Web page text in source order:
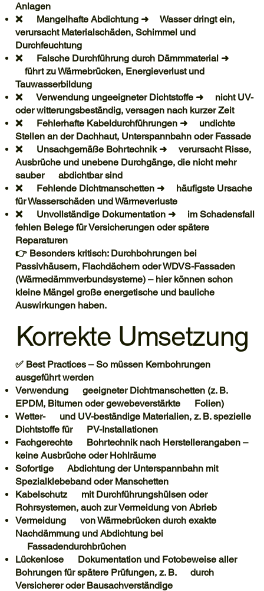
Anlagen
❌ Mangelhafte Abdichtung ➜ Wasser dringt ein,
verursacht Materialschäden, Schimmel und
Durchfeuchtung
❌ Falsche Durchführung durch Dämmmaterial ➜
führt zu Wärmebrücken, Energieverlust und
Tauwasserbildung
❌ Verwendung ungeeigneter Dichtstoffe ➜ nicht UV-
oder witterungsbeständig, versagen nach kurzer Zeit
❌ Fehlerhafte Kabeldurchführungen ➜ undichte
Stellen an der Dachhaut, Unterspannbahn oder Fassade
❌ Unsachgemäße Bohrtechnik ➜ verursacht Risse,
Ausbrüche und unebene Durchgänge, die nicht mehr
sauber abdichtbar sind
❌ Fehlende Dichtmanschetten ➜ häufigste Ursache
für Wasserschäden und Wärmeverluste
❌ Unvollständige Dokumentation ➜ im Schadensfall
fehlen Belege für Versicherungen oder spätere
Reparaturen
👉 Besonders kritisch: Durchbohrungen bei
Passivhäusern, Flachdächern oder WDVS-Fassaden
(Wärmedämmverbundsysteme) – hier können schon
kleine Mängel große energetische und bauliche
Auswirkungen haben.
Korrekte Umsetzung
✅ Best Practices – So müssen Kernbohrungen
ausgeführt werden
Verwendung geeigneter Dichtmanschetten (z. B.
EPDM, Bitumen oder gewebeverstärkte Folien)
Wetter- und UV-beständige Materialien, z. B. spezielle
Dichtstoffe für PV-Installationen
Fachgerechte Bohrtechnik nach Herstellerangaben –
keine Ausbrüche oder Hohlräume
Sofortige Abdichtung der Unterspannbahn mit
Spezialklebeband oder Manschetten
Kabelschutz mit Durchführungshülsen oder
Rohrsystemen, auch zur Vermeidung von Abrieb
Vermeidung von Wärmebrücken durch exakte
Nachdämmung und Abdichtung bei
Fassadendurchbrüchen
Lückenlose Dokumentation und Fotobeweise aller
Bohrungen für spätere Prüfungen, z. B. durch
Versicherer oder Bausachverständige